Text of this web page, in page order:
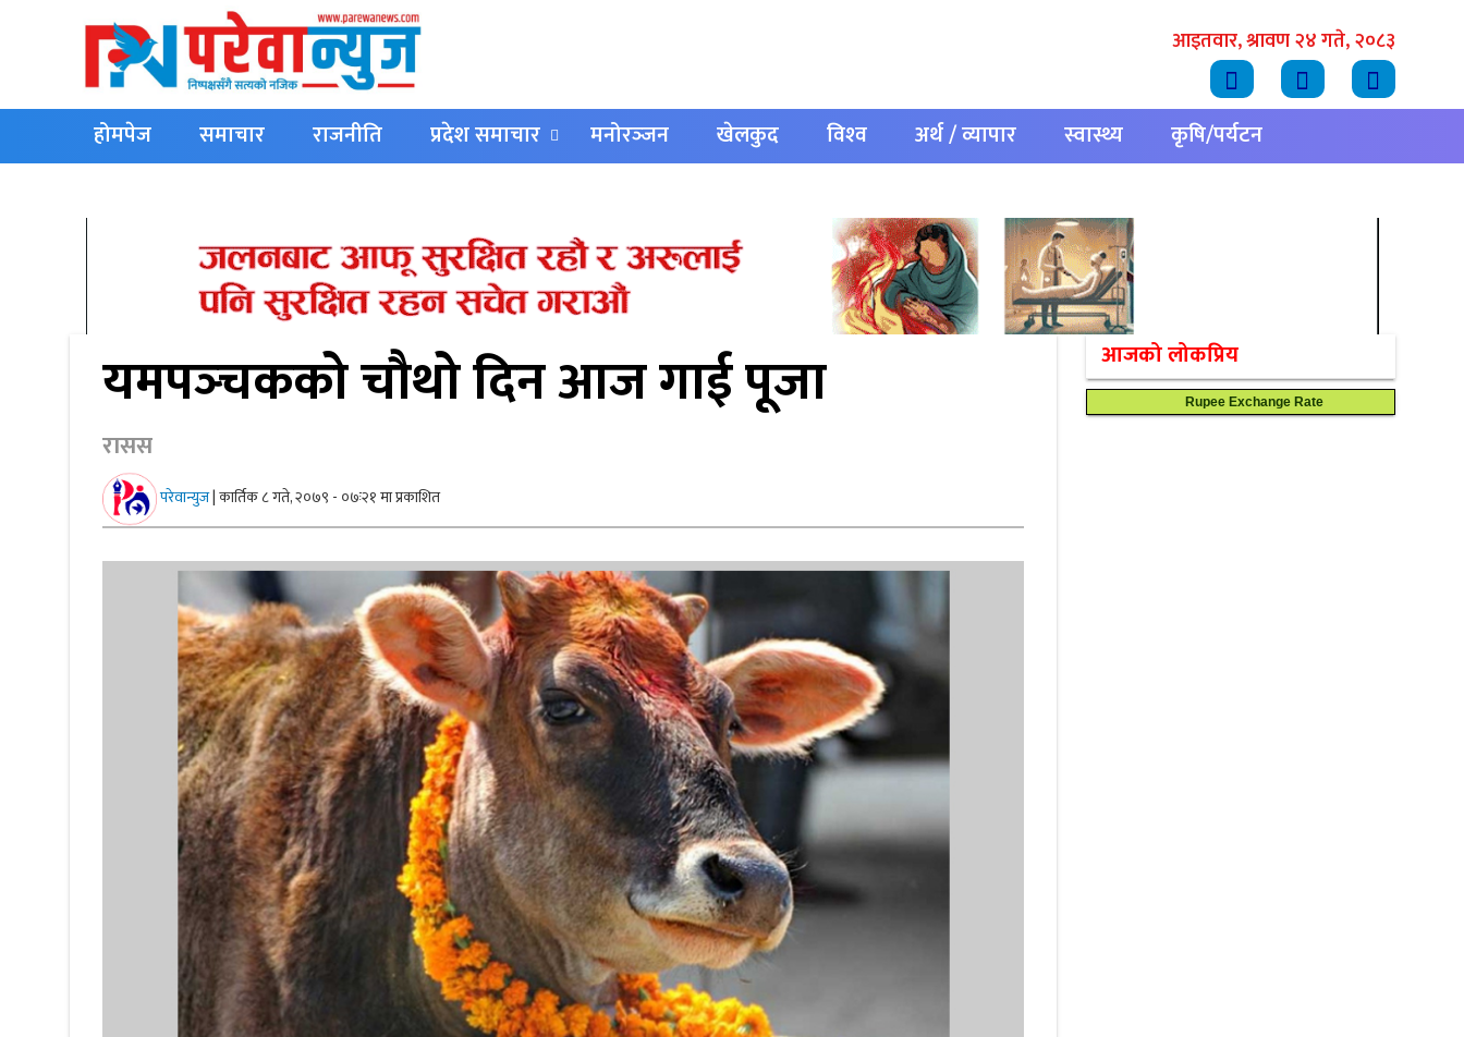
आइतवार, श्रावण २४ गते, २०८३
होमपेज समाचार राजनीति प्रदेश समाचार मनोरञ्‍जन खेलकुद विश्‍व अर्थ / व्यापार स्वास्थ्य
कृषि/पर्यटन
यमपञ्‍चकको चौथो दिन आज गाई पूजा
रासस
परेवान्युज|कार्तिक ८ गते, २०७९ - ०७ः२१ मा प्रकाशित
आजको लोकप्रिय
Rupee Exchange Rate